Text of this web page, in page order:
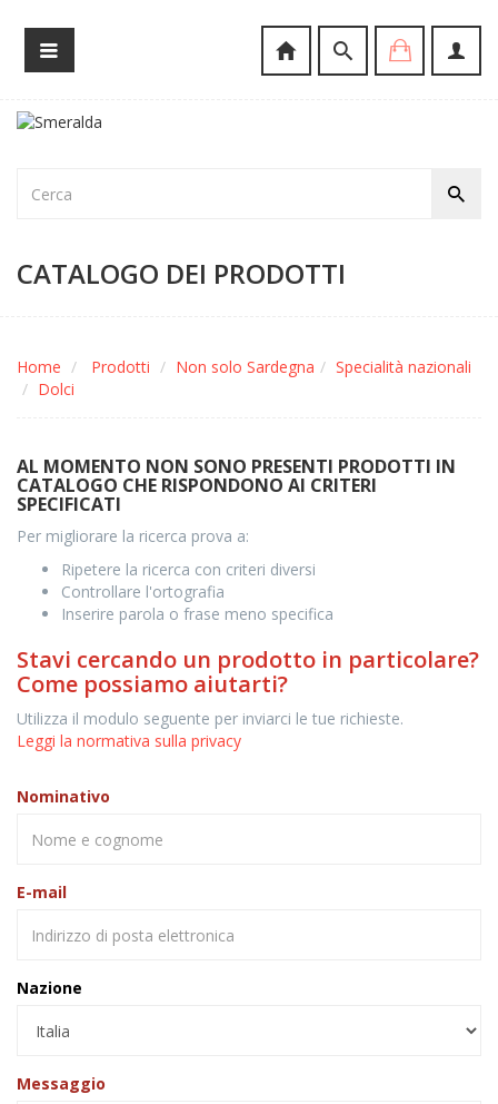
CATALOGO DEI PRODOTTI
Home Prodotti Non solo Sardegna
Specialità nazionali
Dolci
AL MOMENTO NON SONO PRESENTI PRODOTTI IN
CATALOGO CHE RISPONDONO AI CRITERI
SPECIFICATI
Per migliorare la ricerca prova a:
Ripetere la ricerca con criteri diversi
Controllare l'ortografia
Inserire parola o frase meno specifica
Stavi cercando un prodotto in particolare?
Come possiamo aiutarti?
Utilizza il modulo seguente per inviarci le tue richieste.
Leggi la normativa sulla privacy
Nominativo
E-mail
Nazione
Messaggio